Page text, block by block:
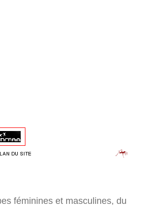
féminines et masculines, du